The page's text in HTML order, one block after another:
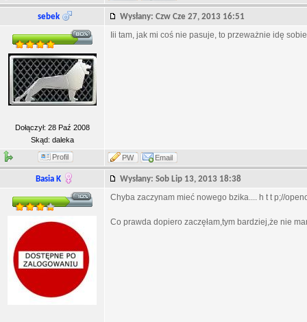
sebek Wysłany: Czw Cze 27, 2013 16:51
Dołączył: 28 Paź 2008
Skąd: daleka
Iii tam, jak mi coś nie pasuje, to przeważnie idę
Profil PW Email
Basia K Wysłany: Sob Lip 13, 2013 18:38
Chyba zaczynam mieć nowego bzika.... h t t p;//
Co prawda dopiero zaczęłam,tym bardziej,że nie